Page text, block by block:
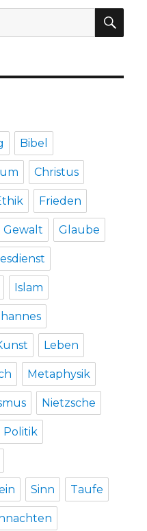
Bibel
Christus
Frieden
Gewalt Glaube
Islam
Leben
Metaphysik
Nietzsche
Politik
Sinn Taufe